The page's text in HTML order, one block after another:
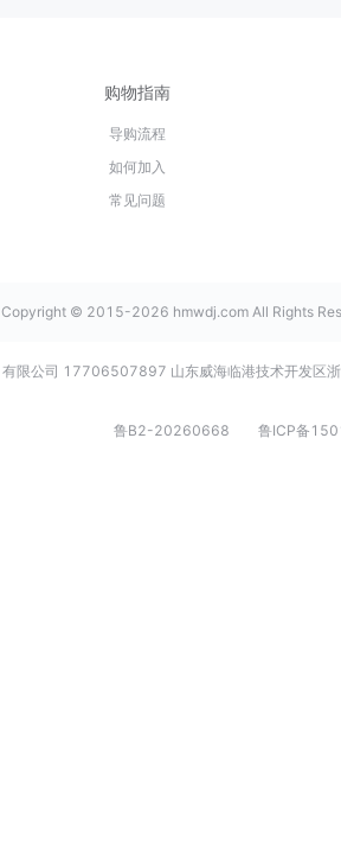
购物指南
导购流程
如何加入
常见问题
Copyright © 2015-2026 hmwdj.com All Rights
有限公司 17706507897 山东威海临港技术开发区
鲁B2-20260668 鲁ICP备